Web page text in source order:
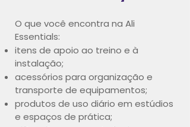
O que você encontra na Ali
Essentials:
itens de apoio ao treino e à
instalação;
acessórios para organização e
transporte de equipamentos;
produtos de uso diário em estúdios
e espaços de prática;